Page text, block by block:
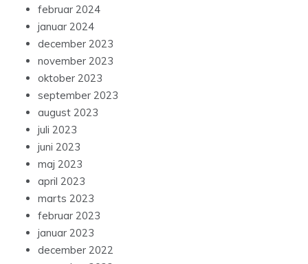
februar 2024
januar 2024
december 2023
november 2023
oktober 2023
september 2023
august 2023
juli 2023
juni 2023
maj 2023
april 2023
marts 2023
februar 2023
januar 2023
december 2022